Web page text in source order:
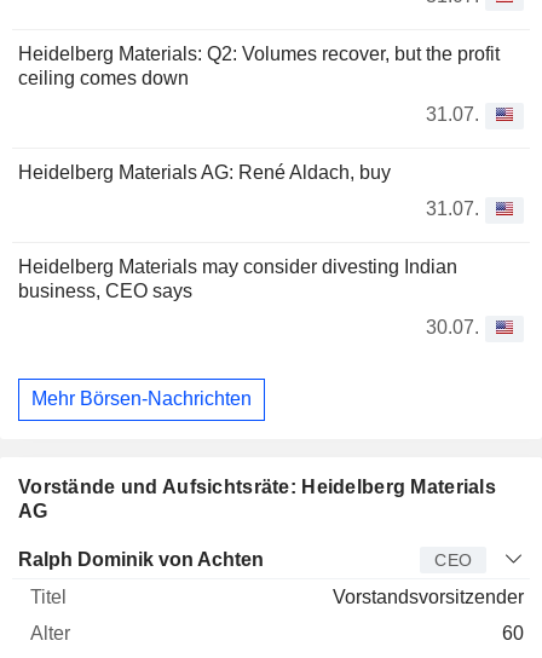
Heidelberg Materials: Q2: Volumes recover, but the profit
ceiling comes down
31.07.
Heidelberg Materials AG: René Aldach, buy
31.07.
Heidelberg Materials may consider divesting Indian
business, CEO says
30.07.
Mehr Börsen-Nachrichten
Vorstände und Aufsichtsräte: Heidelberg Materials
AG
Manager Titel Alter Seit
Ralph Dominik von Achten CEO
Vorstandsvorsitzender
60